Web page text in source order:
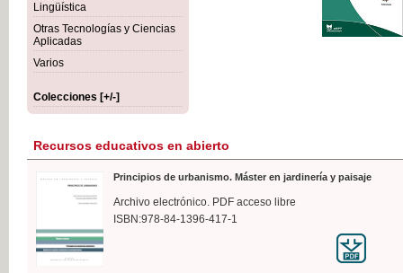
Lingüística
Otras Tecnologías y Ciencias
Aplicadas
Varios
Colecciones [+/-]
Recursos educativos en abierto
Principios de urbanismo. Máster en jardinería y paisaje
Archivo electrónico. PDF acceso libre
ISBN:978-84-1396-417-1